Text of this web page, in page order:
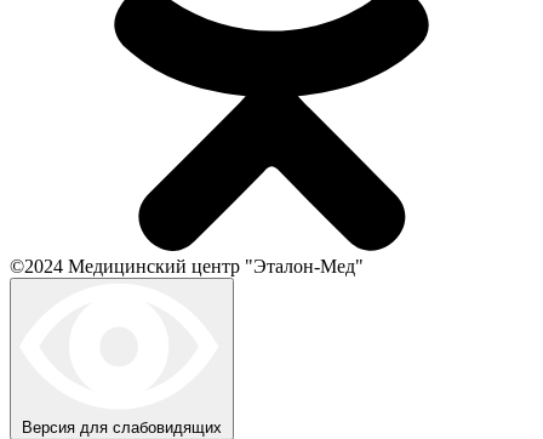
©2024 Медицинский центр "Эталон-Мед"
Версия для слабовидящих